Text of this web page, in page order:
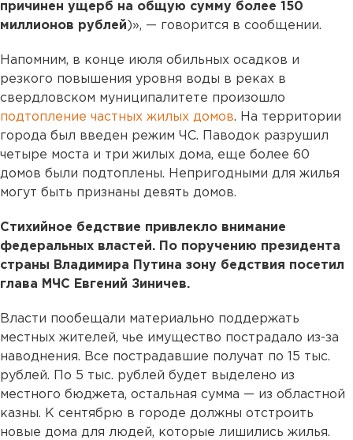
причинен ущерб на общую сумму более 150
миллионов рублей )», — говорится в сообщении.
Напомним, в конце июля обильных осадков и
резкого повышения уровня воды в реках в
свердловском муниципалитете произошло
подтопление частных жилых домов. На территории
города был введен режим ЧС. Паводок разрушил
четыре моста и три жилых дома, еще более 60
домов были подтоплены. Непригодными для жилья
могут быть признаны девять домов.
Стихийное бедствие привлекло внимание
федеральных властей. По поручению президента
страны Владимира Путина зону бедствия посетил
глава МЧС Евгений Зиничев.
Власти пообещали материально поддержать
местных жителей, чье имущество пострадало из-за
наводнения. Все пострадавшие получат по 15 тыс.
рублей. По 5 тыс. рублей будет выделено из
местного бюджета, остальная сумма — из областной
казны. К сентябрю в городе должны отстроить
новые дома для людей, которые лишились жилья.